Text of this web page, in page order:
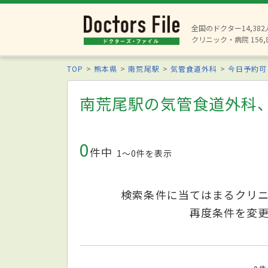
全国のドクター14,382
クリニック・病院
TOP 熊本県 南荒尾駅 気管食道外科 今日予約可
南荒尾駅の気管食道外科
0件中 1〜0件を表示
検索条件に当てはまるクリ
再度条件を変